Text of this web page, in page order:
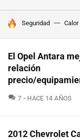
HOY SE HABLA DE
Seguridad Calor
El Opel Antara
relación
precio/
7 COMENTARIOS
HACE 14 AÑOS
2012 Chevrolet